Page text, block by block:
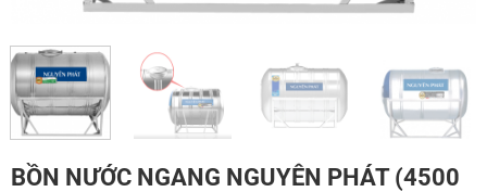
BỒN NƯỚC NGANG NGUYÊN PHÁT (4500